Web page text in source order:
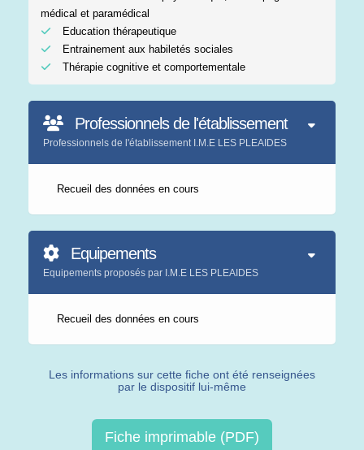
médical et paramédical
Education thérapeutique
Entrainement aux habiletés sociales
Thérapie cognitive et comportementale
Professionnels de l'établissement
Professionnels de l'établissement I.M.E LES PLEAIDES
Recueil des données en cours
Equipements
Equipements proposés par I.M.E LES PLEAIDES
Recueil des données en cours
Les informations sur cette fiche ont été renseignées
par le dispositif lui-même
Fiche imprimable (PDF)